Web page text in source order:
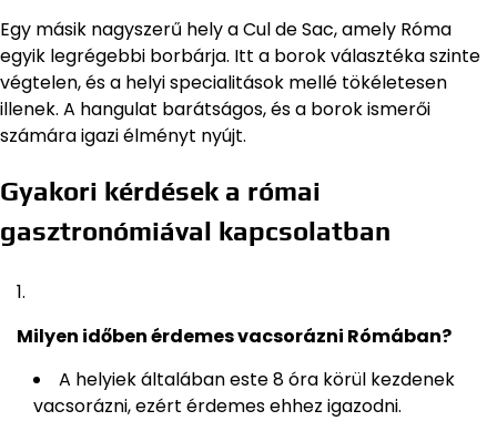
Egy másik nagyszerű hely a Cul de Sac, amely Róma
egyik legrégebbi borbárja. Itt a borok választéka szinte
végtelen, és a helyi specialitások mellé tökéletesen
illenek. A hangulat barátságos, és a borok ismerői
számára igazi élményt nyújt.
Gyakori kérdések a római
gasztronómiával kapcsolatban
Milyen időben érdemes vacsorázni Rómában?
A helyiek általában este 8 óra körül kezdenek
vacsorázni, ezért érdemes ehhez igazodni.